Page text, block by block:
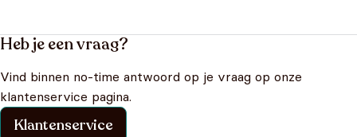
Heb je een vraag?
Vind binnen no-time antwoord op je vraag op onze
klantenservice pagina.
Klantenservice